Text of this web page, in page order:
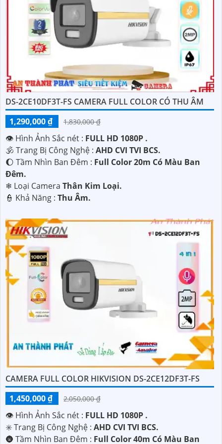
DS-2CE10DF3T-FS CAMERA FULL COLOR CÓ THU ÂM
1,290,000 ₫
1,830,000 ₫
👁 Hình Ảnh Sắc nét : FULL HD 1080P .
🕉️ Trang Bị Công Nghệ : AHD CVI TVI BCS.
🌔 Tầm Nhìn Ban Đêm : Full Color 20m Có Màu Ban
Đêm.
❄ Loại Camera Thân Kim Loại.
️👮 Khả Năng : Thu Âm.
CAMERA FULL COLOR HIKVISION DS-2CE12DF3T-FS
1,450,000 ₫
2,050,000 ₫
👁 Hình Ảnh Sắc nét : FULL HD 1080P .
✳️ Trang Bị Công Nghệ : AHD CVI TVI BCS.
🌚 Tầm Nhìn Ban Đêm : Full Color 40m Có Màu Ban